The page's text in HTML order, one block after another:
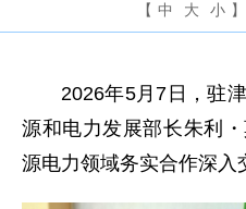
【 中 大 小 】
2026年5月7日，驻
源和电力发展部长朱利
源电力领域务实合作深入